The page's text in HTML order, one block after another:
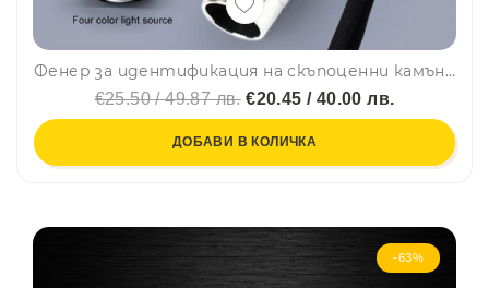
Фенер за идентификация на скъпоценни камъни Eaglestar 4 LEDs
€25.50 / 49.87 лв.€20.45 / 40.00 лв.
ДОБАВИ В КОЛИЧКА
-63%